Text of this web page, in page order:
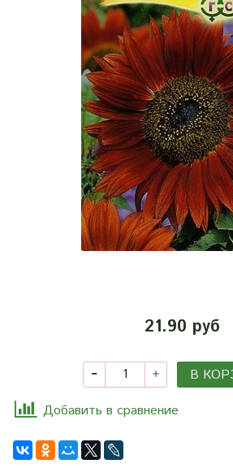
21.90 руб
В
Добавить в сравнение